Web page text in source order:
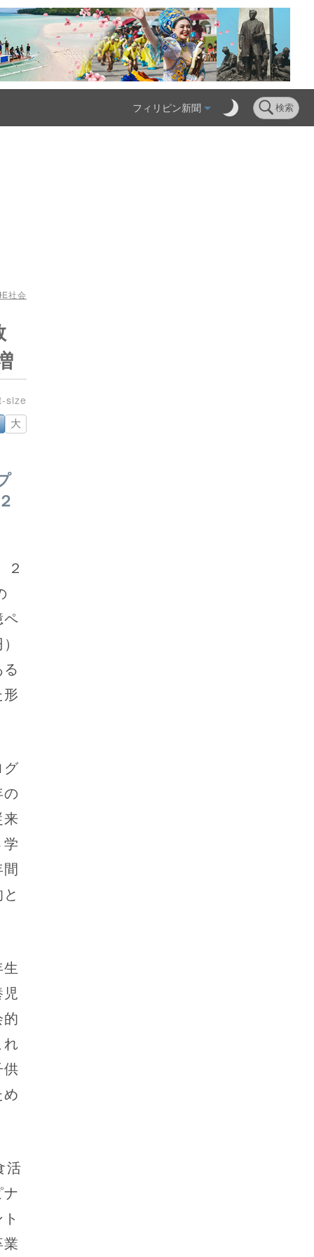
フィリピン新聞 検索
社会
大
２
活